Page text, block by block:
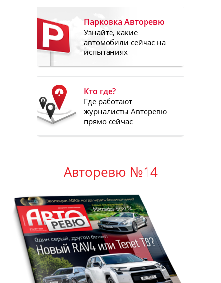
Парковка Авторевю
Узнайте, какие
автомобили сейчас на
испытаниях
Кто где?
Где работают
журналисты Авторевю
прямо сейчас
Авторевю №14